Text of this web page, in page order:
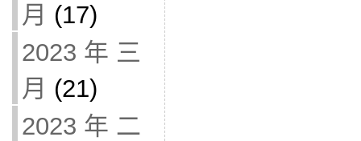
月 (17)
2023 年 三
月 (21)
2023 年 二